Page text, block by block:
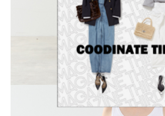
かごに追加